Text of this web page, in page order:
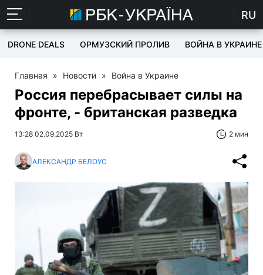
RU
DRONE DEALS ОРМУЗСКИЙ ПРОЛИВ ВОЙНА В УКРАИНЕ
Главная » Новости » Война в Украине
Россия перебрасывает силы на
фронте, - британская разведка
13:28 02.09.2025 Вт 2 мин
АЛЕКСАНДР БЕЛОУС